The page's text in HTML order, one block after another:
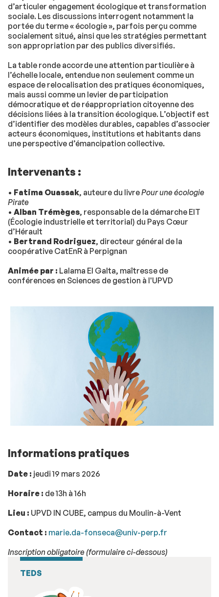
d’articuler engagement écologique et transformation
sociale. Les discussions interrogent notamment la
portée du terme « écologie », parfois perçu comme
socialement situé, ainsi que les stratégies permettant
son appropriation par des publics diversifiés.
La table ronde accorde une attention particulière à
l’échelle locale, entendue non seulement comme un
espace de relocalisation des pratiques économiques,
mais aussi comme un levier de participation
démocratique et de réappropriation citoyenne des
décisions liées à la transition écologique. L’objectif est
d’identifier des modèles durables, capables d’associer
acteurs économiques, institutions et habitants dans
une perspective d’émancipation collective.
Intervenants :
• Fatima Ouassak, auteure du livrePour une écologie
Pirate
• Alban Trémèges, responsable de la démarche EIT
(Écologie industrielle et territorial) du Pays Cœur
d’Hérault
• Bertrand Rodriguez, directeur général de la
coopérative CatEnR à Perpignan
Animée par : Lalama El Galta, maîtresse de
conférences en Sciences de gestion à l'UPVD
Informations pratiques
Date : jeudi 19 mars 2026
Horaire : de 13h à 16h
Lieu : UPVD IN CUBE, campus du Moulin-à-Vent
Contact : marie.da-fonseca@univ-perp.fr
Inscription obligatoire (formulaire ci-dessous)
TEDS